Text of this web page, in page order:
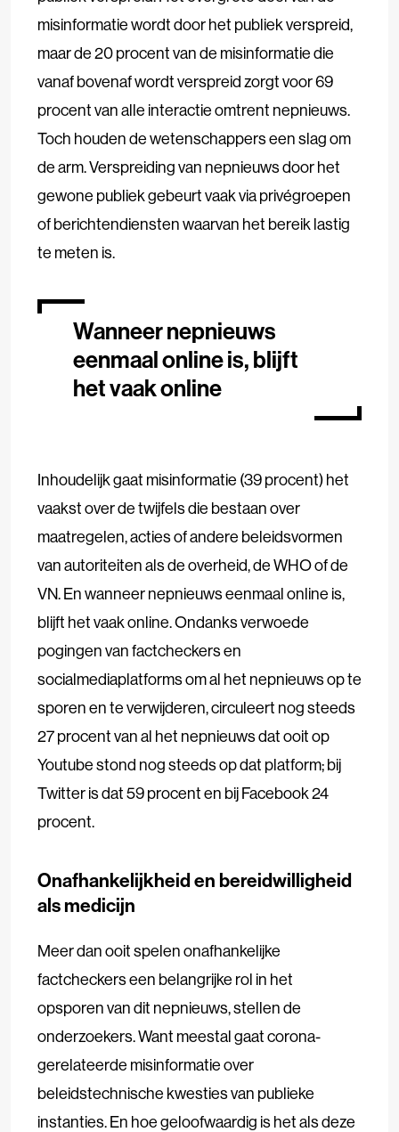
misinformatie wordt door het publiek verspreid,
maar de 20 procent van de misinformatie die
vanaf bovenaf wordt verspreid zorgt voor 69
procent van alle interactie omtrent nepnieuws.
Toch houden de wetenschappers een slag om
de arm. Verspreiding van nepnieuws door het
gewone publiek gebeurt vaak via privégroepen
of berichtendiensten waarvan het bereik lastig
te meten is.
Wanneer nepnieuws
eenmaal online is, blijft
het vaak online
Inhoudelijk gaat misinformatie (39 procent) het
vaakst over de twijfels die bestaan over
maatregelen, acties of andere beleidsvormen
van autoriteiten als de overheid, de WHO of de
VN. En wanneer nepnieuws eenmaal online is,
blijft het vaak online. Ondanks verwoede
pogingen van factcheckers en
socialmediaplatforms om al het nepnieuws op te
sporen en te verwijderen, circuleert nog steeds
27 procent van al het nepnieuws dat ooit op
Youtube stond nog steeds op dat platform; bij
Twitter is dat 59 procent en bij Facebook 24
procent.
Onafhankelijkheid en bereidwilligheid
als medicijn
Meer dan ooit spelen onafhankelijke
factcheckers een belangrijke rol in het
opsporen van dit nepnieuws, stellen de
onderzoekers. Want meestal gaat corona-
gerelateerde misinformatie over
beleidstechnische kwesties van publieke
instanties. En hoe geloofwaardig is het als deze